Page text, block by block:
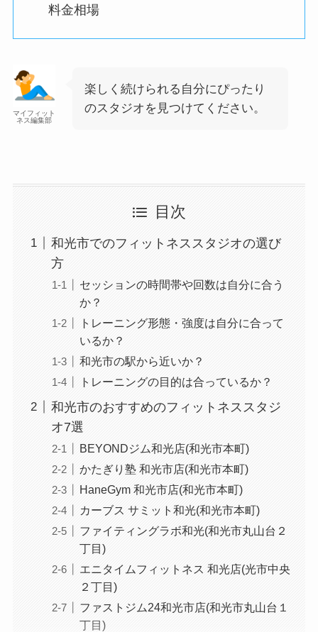
料金相場
マイフィット
ネス編集部
楽しく続けられる自分にぴったり
のスタジオを見つけてください。
目次
和光市でのフィットネススタジオの選び
方
セッションの時間帯や回数は自分に合う
か？
トレーニング形態・強度は自分に合って
いるか？
和光市の駅から近いか？
トレーニングの目的は合っているか？
和光市のおすすめのフィットネススタジ
オ7選
BEYONDジム和光店(和光市本町)
かたぎり塾 和光市店(和光市本町)
HaneGym 和光市店(和光市本町)
カーブス サミット和光(和光市本町)
ファイティングラボ和光(和光市丸山台２
丁目)
エニタイムフィットネス 和光店(光市中央
２丁目)
ファストジム24和光市店(和光市丸山台１
丁目)